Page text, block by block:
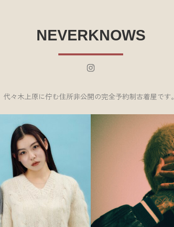
NEVERKNOWS
Instagram
代々木上原に佇む住所非公開の完全予約制古着屋です。